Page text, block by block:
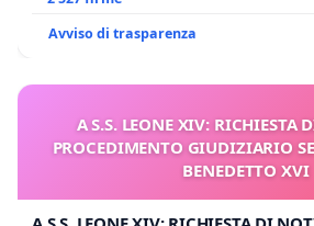
Avviso di trasparenza
A S.S. LEONE XIV: RICHIESTA
PROCEDIMENTO GIUDIZIARIO
BENEDETTO XVI